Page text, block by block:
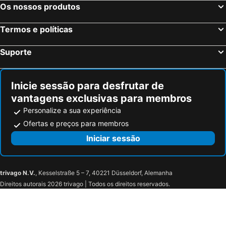
Villa Cuten
Relax nel Verde
Modern studio apt in Porta Venezia, 10min Duomo e Central Station
Guesthouse Central Station Group - Via Ponte Seveso 18
San Donato Milanese, bed and breakfasts
Brunate, bed and breakfasts
Porto Ceresio, bed and breakfasts
San Giuliano Milanese, bed and breakfasts
Os nossos produtos
Termos e políticas
Suporte
Inicie sessão para desfrutar de
vantagens exclusivas para membros
Personalize a sua experiência
Ofertas e preços para membros
Iniciar sessão
trivago N.V., Kesselstraße 5 – 7, 40221 Düsseldorf, Alemanha
Direitos autorais 2026 trivago | Todos os direitos reservados.